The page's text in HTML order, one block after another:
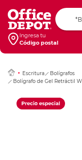
Ingresa tu
Código postal
Escritura
Bolígrafos
Bolígrafo de Gel Retráctil